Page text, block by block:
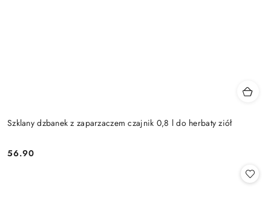
Szklany dzbanek z zaparzaczem czajnik 0,8 l do herbaty ziół
Cena:
56.90